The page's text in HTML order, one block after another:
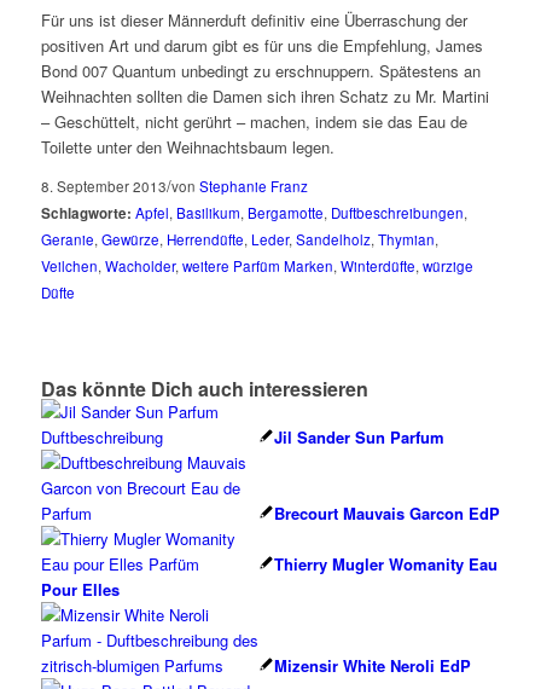
Für uns ist dieser Männerduft definitiv eine Überraschung der
positiven Art und darum gibt es für uns die Empfehlung, James
Bond 007 Quantum unbedingt zu erschnuppern. Spätestens an
Weihnachten sollten die Damen sich ihren Schatz zu Mr. Martini
– Geschüttelt, nicht gerührt – machen, indem sie das Eau de
Toilette unter den Weihnachtsbaum legen.
8. September 2013/von Stephanie Franz
Schlagworte: Apfel, Basilikum, Bergamotte, Duftbeschreibungen,
Geranie, Gewürze, Herrendüfte, Leder, Sandelholz, Thymian,
Veilchen, Wacholder, weitere Parfüm Marken, Winterdüfte, würzige
Düfte
Das könnte Dich auch interessieren
Jil Sander Sun Parfum
Brecourt Mauvais Garcon EdP
Thierry Mugler Womanity Eau
Pour Elles
Mizensir White Neroli EdP